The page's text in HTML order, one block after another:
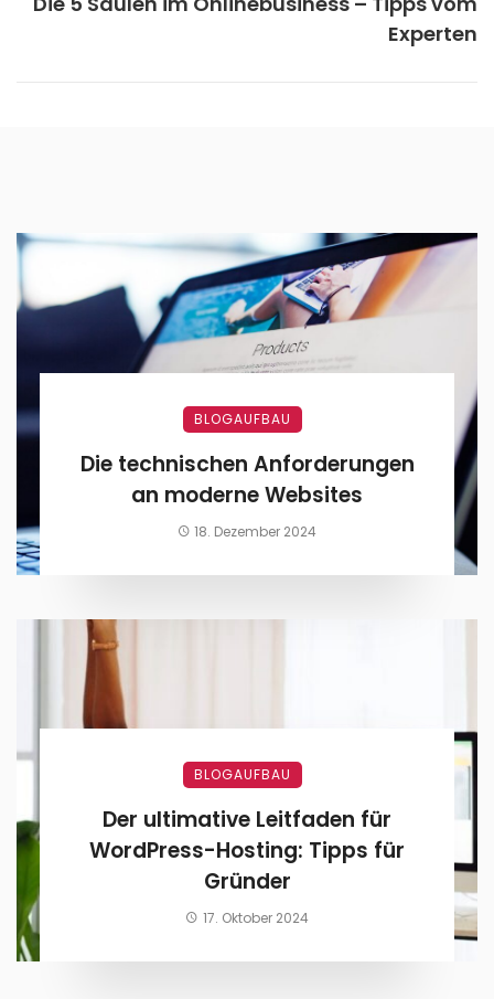
Experten
BLOGAUFBAU
Die technischen Anforderungen
an moderne Websites
18. Dezember 2024
BLOGAUFBAU
Der ultimative Leitfaden für
WordPress-Hosting: Tipps für
Gründer
17. Oktober 2024